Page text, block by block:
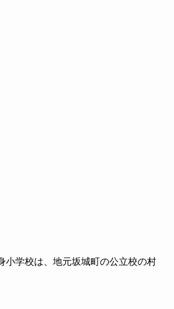
小学校は、地元坂城町の公立校の村